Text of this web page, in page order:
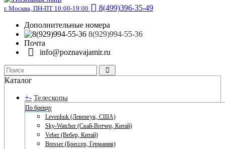
г. Москва, ПН-ПТ 10:00-19:00
8(499)396-35-49
Дополнительные номера
8(929)994-55-36
Почта
info@poznavajamir.ru
Каталог
+- Телескопы
По бренду
Levenhuk (Левенгук, США)
Sky-Watcher (Скай-Вотчер, Китай)
Veber (Вебер, Китай)
Bresser (Брессер, Германия)